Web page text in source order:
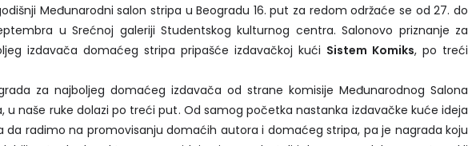
Međunarodni salon stripa u Beogradu 16. put za redom održaće se od 27. do
u Srećnoj galeriji Studentskog kulturnog centra. Salonovo priznanje za
izdavača domaćeg stripa pripašće izdavačkoj kući Sistem Komiks, po treći
za najboljeg domaćeg izdavača od strane komisije Međunarodnog Salona
u naše ruke dolazi po treći put. Od samog početka nastanka izdavačke kuće ideja
da radimo na promovisanju domaćih autora i domaćeg stripa, pa je nagrada koju